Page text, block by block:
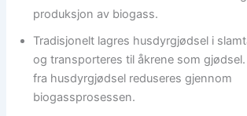
produksjon av biogass.
Tradisjonelt lagres husdyrgjødsel i
og transporteres til åkrene som
fra husdyrgjødsel reduseres gjennom
biogassprosessen.